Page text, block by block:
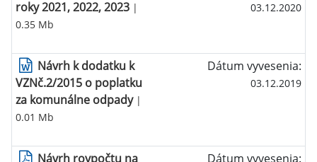
roky 2021, 2022, 2023 |
0.35 Mb
03.12.2020
Návrh k dodatku k
VZNč.2/2015 o poplatku
za komunálne odpady|
0.01 Mb
Dátum vyvesenia:
03.12.2019
Návrh roypočtu na
Dátum vyvesenia: